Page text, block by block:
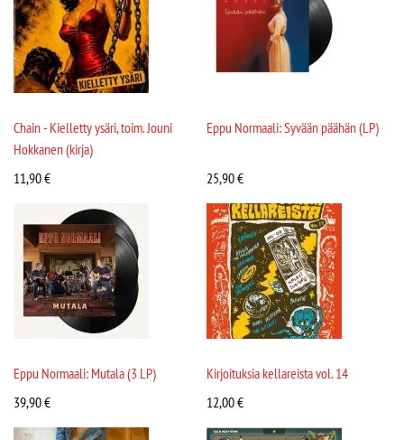
Chain - Kielletty ysäri, toim. Jouni
Hokkanen (kirja)
11,90€
Eppu Normaali: Syvään päähän (LP)
25,90€
Eppu Normaali: Mutala (3 LP)
39,90€
Kirjoituksia kellareista vol. 14
12,00€